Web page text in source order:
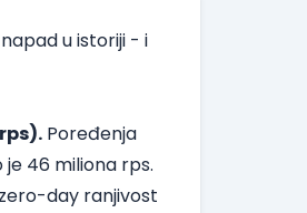
u istoriji - i
Poređenja
46 miliona rps.
day ranjivost